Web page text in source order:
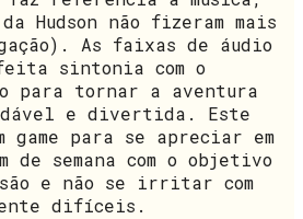
Hudson não fizeram mais
As faixas de áudio
sintonia com o
para tornar a aventura
e divertida. Este
game para se apreciar em
de semana com o objetivo
e não se irritar com
difíceis.